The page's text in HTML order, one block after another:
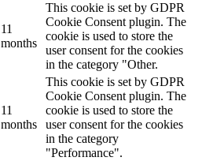
11
months
This cookie is set by GDPR
Cookie Consent plugin. The
cookie is used to store the
user consent for the cookies
in the category "Other.
11
months
This cookie is set by GDPR
Cookie Consent plugin. The
cookie is used to store the
user consent for the cookies
in the category
"Performance".